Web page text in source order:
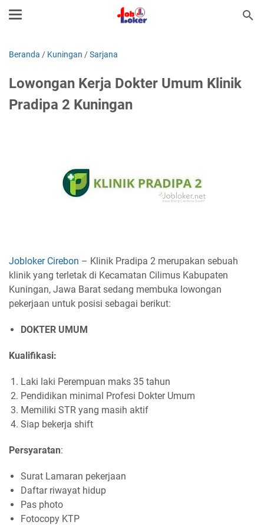
Beranda / Kuningan /Sarjana
Lowongan Kerja Dokter Umum Klinik
Pradipa 2 Kuningan
Jobloker Cirebon – Klinik Pradipa 2 merupakan sebuah
klinik yang terletak di Kecamatan Cilimus Kabupaten
Kuningan, Jawa Barat sedang membuka lowongan
pekerjaan untuk posisi sebagai berikut:
DOKTER UMUM
Kualifikasi:
Laki laki Perempuan maks 35 tahun
Pendidikan minimal Profesi Dokter Umum
Memiliki STR yang masih aktif
Siap bekerja shift
Persyaratan:
Surat Lamaran pekerjaan
Daftar riwayat hidup
Pas photo
Fotocopy KTP